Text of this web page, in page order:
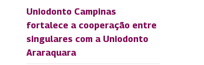
Uniodonto Campinas
fortalece a cooperação entre
singulares com a Uniodonto
Araraquara